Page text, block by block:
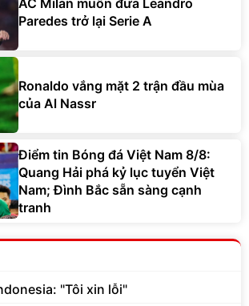
AC Milan muốn đưa Leandro
Paredes trở lại Serie A
Ronaldo vắng mặt 2 trận đầu mùa
của Al Nassr
Điểm tin Bóng đá Việt Nam 8/8:
Quang Hải phá kỷ lục tuyển Việt
Nam; Đình Bắc sẵn sàng cạnh
tranh
"Tôi xin lỗi"